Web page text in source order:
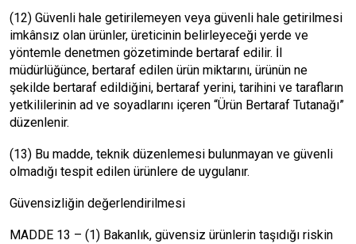
(12) Güvenli hale getirilemeyen veya güvenli hale getirilmesi
imkânsız olan ürünler, üreticinin belirleyeceği yerde ve
yöntemle denetmen gözetiminde bertaraf edilir. İl
müdürlüğünce, bertaraf edilen ürün miktarını, ürünün ne
şekilde bertaraf edildiğini, bertaraf yerini, tarihini ve tarafların
yetkililerinin ad ve soyadlarını içeren “Ürün Bertaraf Tutanağı”
düzenlenir.
(13) Bu madde, teknik düzenlemesi bulunmayan ve güvenli
olmadığı tespit edilen ürünlere de uygulanır.
Güvensizliğin değerlendirilmesi
MADDE 13 – (1) Bakanlık, güvensiz ürünlerin taşıdığı riskin